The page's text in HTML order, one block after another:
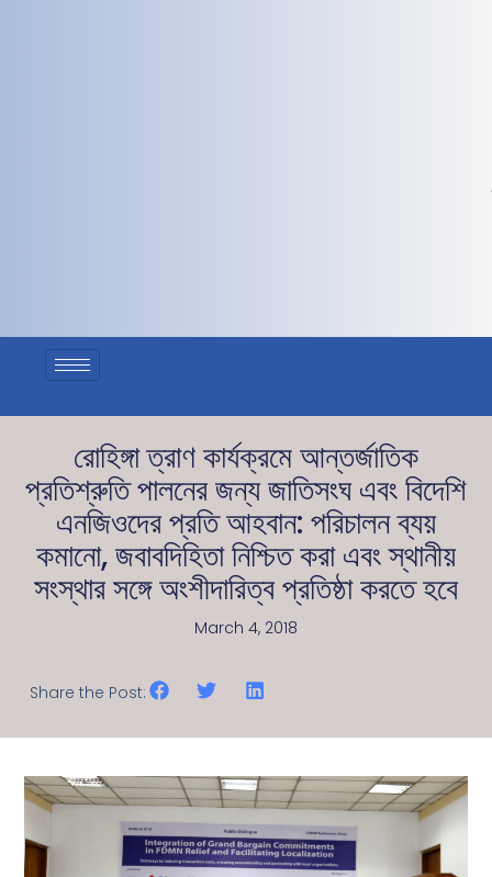
রোহিঙ্গা ত্রাণ কার্যক্রমে আন্তর্জাতিক
প্রতিশ্রুতি পালনের জন্য জাতিসংঘ এবং বিদেশি
এনজিওদের প্রতি আহবান: পরিচালন ব্যয়
কমানো, জবাবদিহিতা নিশ্চিত করা এবং স্থানীয়
সংস্থার সঙ্গে অংশীদারিত্ব প্রতিষ্ঠা করতে হবে
March 4, 2018
Share the Post: